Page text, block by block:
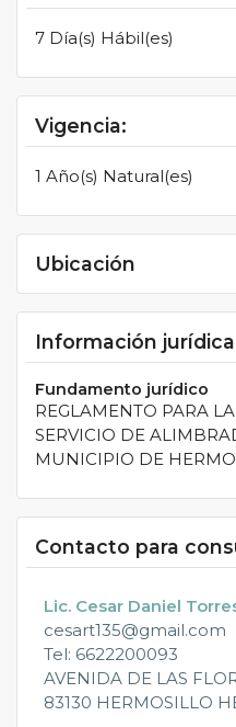
7 Día(s) Hábil(es)
Vigencia:
1 Año(s) Natural(es)
Ubicación
Información jurídica
Fundamento jurídico
REGLAMENTO PARA
SERVICIO DE
MUNICIPIO DE
Contacto para
Lic. Cesar Daniel
cesart135@gmail.com
Tel: 6622200093
AVENIDA DE LAS
83130 HERMOSILLO